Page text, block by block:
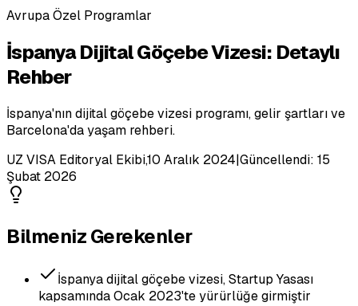
Avrupa Özel Programlar
İspanya Dijital Göçebe Vizesi: Detaylı
Rehber
İspanya'nın dijital göçebe vizesi programı, gelir şartları ve
Barcelona'da yaşam rehberi.
UZ VISA Editoryal Ekibi,10 Aralık 2024|Güncellendi: 15
Şubat 2026
Bilmeniz Gerekenler
İspanya dijital göçebe vizesi, Startup Yasası
kapsamında Ocak 2023'te yürürlüğe girmiştir